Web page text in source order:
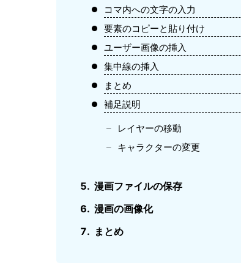
コマ内への文字の入力
要素のコピーと貼り付け
ユーザー画像の挿入
集中線の挿入
まとめ
補足説明
レイヤーの移動
キャラクターの変更
漫画ファイルの保存
漫画の画像化
まとめ